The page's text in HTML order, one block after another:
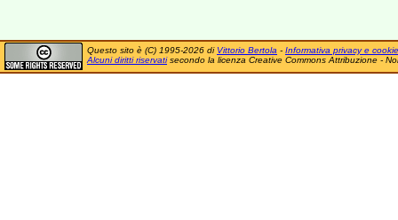
Questo sito è (C) 1995-2026 di Vittorio Bertola - Informativa privacy e cookie
Alcuni diritti riservatisecondo la licenza Creative Commons Attribuzione -